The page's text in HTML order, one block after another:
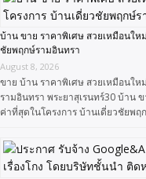
บ้าน ขาย ราคาพิเศษ สวยเหมือนให
ชัยพฤกษ์รามอินทรา
August 8, 2026
ขาย บ้าน ราคาพิเศษ สวยเหมือนใ
รามอินทรา พระยาสุเรนทร์30 บ้าน
ค่าที่สุดในโครงการ บ้านเดี่ยวชัยพ